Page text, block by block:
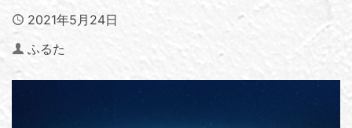
Published
2021年5月24日
Author
ふるた